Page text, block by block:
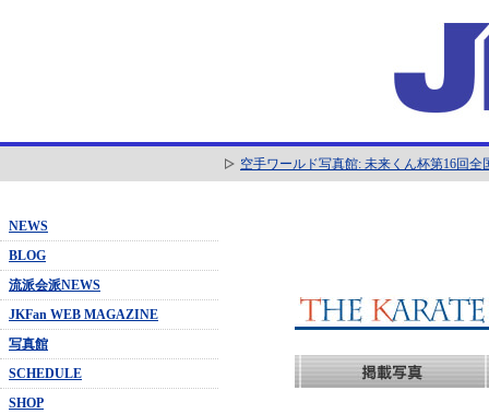
空手ワールド写真館: 未来くん杯第16回
NEWS
BLOG
流派会派NEWS
JKFan WEB MAGAZINE
写真館
SCHEDULE
SHOP